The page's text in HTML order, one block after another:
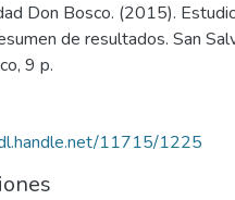
Don Bosco. (2015).
de resultados. San
9 p.
11715/1225